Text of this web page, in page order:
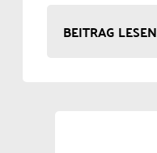
BEITRAG LESEN